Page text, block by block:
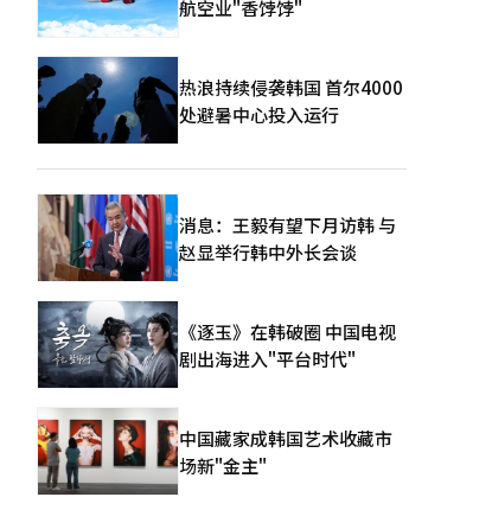
航空业"香饽饽"
热浪持续侵袭韩国 首尔4000
处避暑中心投入运行
消息：王毅有望下月访韩 与
赵显举行韩中外长会谈
《逐玉》在韩破圈 中国电视
剧出海进入"平台时代"
中国藏家成韩国艺术收藏市
场新"金主"